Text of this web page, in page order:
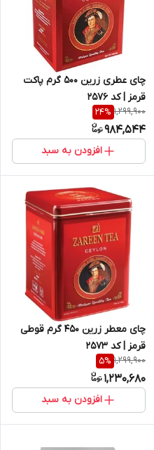
چای عطری زرین 500 گرم پاکت
قرمز | کد 2576
1,299,900
24%
984,544
افزودن به سبد
چای معطر زرین 450 گرم قوطی
قرمز | کد 2573
1,299,900
5%
1,230,680
افزودن به سبد